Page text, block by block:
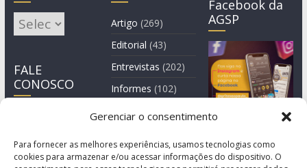
Gerenciar o consentimento
Para fornecer as melhores experiências, usamos tecnologias como
cookies para armazenar e/ou acessar informações do dispositivo. O
Arquivos
FALE
CONOSCO
Artigo (269)
Editorial (43)
Entrevistas (202)
Informes (102)
Manchete
Facebook da
AGSP